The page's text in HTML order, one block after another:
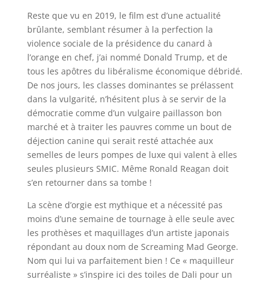
Reste que vu en 2019, le film est d’une actualité
brûlante, semblant résumer à la perfection la
violence sociale de la présidence du canard à
l’orange en chef, j’ai nommé Donald Trump, et de
tous les apôtres du libéralisme économique débridé.
De nos jours, les classes dominantes se prélassent
dans la vulgarité, n’hésitent plus à se servir de la
démocratie comme d’un vulgaire paillasson bon
marché et à traiter les pauvres comme un bout de
déjection canine qui serait resté attachée aux
semelles de leurs pompes de luxe qui valent à elles
seules plusieurs SMIC. Même Ronald Reagan doit
s’en retourner dans sa tombe !
La scène d’orgie est mythique et a nécessité pas
moins d’une semaine de tournage à elle seule avec
les prothèses et maquillages d’un artiste japonais
répondant au doux nom de Screaming Mad George.
Nom qui lui va parfaitement bien ! Ce « maquilleur
surréaliste » s’inspire ici des toiles de Dali pour un